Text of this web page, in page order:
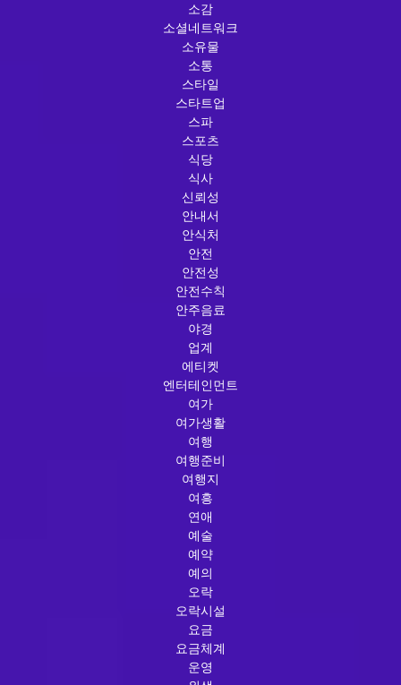
소감
소셜네트워크
소유물
소통
스타일
스타트업
스파
스포츠
식당
식사
신뢰성
안내서
안식처
안전
안전성
안전수칙
안주음료
야경
업계
에티켓
엔터테인먼트
여가
여가생활
여행
여행준비
여행지
여흥
연애
예술
예약
예의
오락
오락시설
요금
요금체계
운영